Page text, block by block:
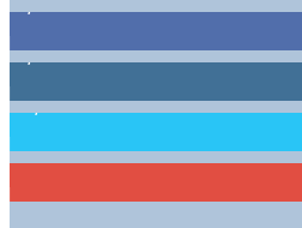
1,662 Follower
15,658 Follower
460 Abonnenten